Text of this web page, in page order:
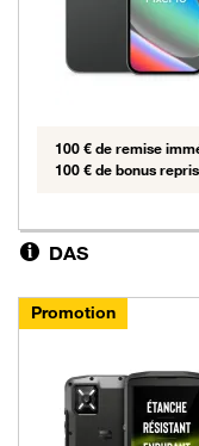
100 € de remise
100 € de bonus
DAS
Promotion